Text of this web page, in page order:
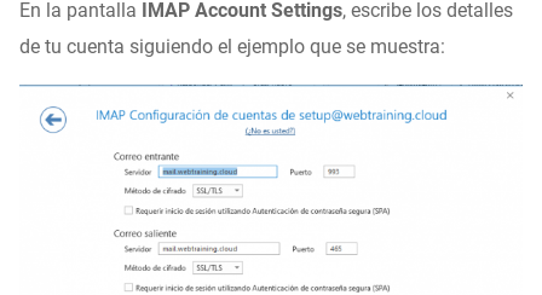
En la pantalla IMAP Account Settings, escribe los detalles
de tu cuenta siguiendo el ejemplo que se muestra: